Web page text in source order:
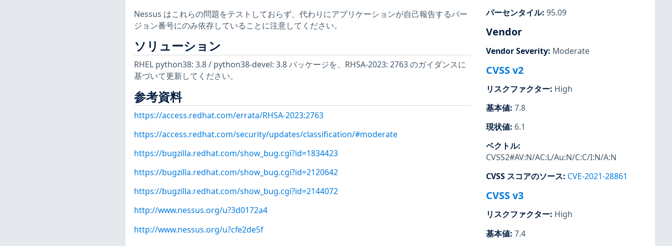
Nessus はこれらの問題をテストしておらず、代わりにアプリケーションが自己報告するバー
ジョン番号にのみ依存していることに注意してください。
ソリューション
RHEL python38: 3.8 / python38-devel: 3.8 パッケージを、RHSA-2023: 2763 のガイダンスに
基づいて更新してください。
参考資料
https://access.redhat.com/errata/RHSA-2023:2763
https://access.redhat.com/security/updates/classification/#moderate
https://bugzilla.redhat.com/show_bug.cgi?id=1834423
https://bugzilla.redhat.com/show_bug.cgi?id=2120642
https://bugzilla.redhat.com/show_bug.cgi?id=2144072
http://www.nessus.org/u?3d0172a4
http://www.nessus.org/u?cfe2de5f
パーセンタイル: 95.09
Vendor
Vendor Severity: Moderate
CVSS v2
リスクファクター: High
基本値: 7.8
現状値: 6.1
ベクトル:
CVSS2#AV:N/AC:L/Au:N/C:C/I:N/A:N
CVSS スコアのソース: CVE-2021-28861
CVSS v3
リスクファクター: High
基本値: 7.4